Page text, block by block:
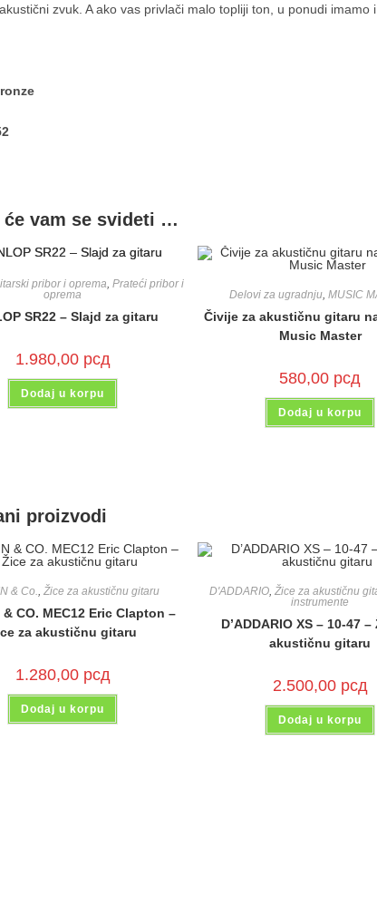
zvuk. A ako vas privlači malo topliji ton, u ponudi imamo i
će vam se svideti …
pribor i oprema, Prateći pribor i
oprema
SR22 – Slajd za gitaru
1.980,00 рсд
Dodaj u korpu
Delovi za ugradnju, MUSIC
Čivije za akustičnu gitaru
Music Master
580,00 рсд
Dodaj u korpu
proizvodi
& Co. Žice za akustičnu gitaru
& CO. MEC12 Eric Clapton –
za akustičnu gitaru
1.280,00 рсд
Dodaj u korpu
D'ADDARIO, Žice za akustičnu
instrumente
D’ADDARIO XS – 10-47
akustičnu gitaru
2.500,00 рсд
Dodaj u korpu